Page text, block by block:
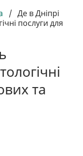
/ Де в Дніпрі
послуги для
та